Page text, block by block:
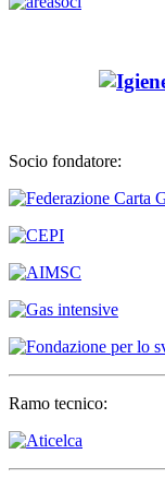
Socio fondatore:
Ramo tecnico: